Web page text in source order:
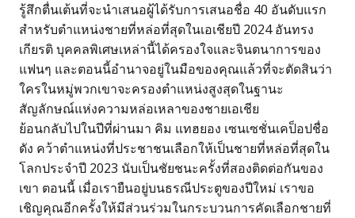
รู้สึกตื่นเต้นที่จะนำเสนอผู้ได้รับการเสนอชื่อ 40 อันดับแรก
สำหรับตำแหน่งชายที่หล่อที่สุดในเอเชียปี 2024 อันทรง
เกียรติ บุคคลพิเศษเหล่านี้ได้ครองใจและจินตนาการของ
แฟนๆ และตอนนี้อำนาจอยู่ในมือของคุณแล้วที่จะตัดสินว่า
ใครในหมู่พวกเขาจะครองตำแหน่งสูงสุดในฐานะ
สัญลักษณ์แห่งความหล่อเหลาของชายเอเชีย
ย้อนกลับไปในปีที่ผ่านมา คิม แทฮยอง เซนเซชั่นเคป็อปชื่อ
ดัง คว้าตำแหน่งที่ประชาชนเลือกให้เป็นชายที่หล่อที่สุดใน
โลกประจำปี 2023 นับเป็นชัยชนะครั้งที่สองติดต่อกันของ
เขา ตอนนี้ เมื่อเรายืนอยู่บนธรณีประตูของปีใหม่ เราขอ
เชิญคุณอีกครั้งให้มีส่วนร่วมในกระบวนการคัดเลือกชายที่